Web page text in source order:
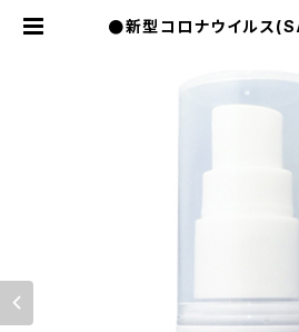
●新型コロナウイルス
LOCK SPRAY」 | ペッ
ショッピング